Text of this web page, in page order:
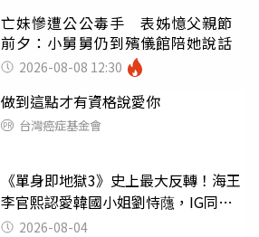
亡妹慘遭公公毒手 表姊憶父親節
前夕：小舅舅仍到殯儀館陪她說話
2026-08-08 12:30
做到這點才有資格說愛你
台灣癌症基金會
《單身即地獄3》史上最大反轉！海王
李官熙認愛韓國小姐劉恃蘟，IG同步
放閃：未來我們會互相珍惜、為彼此
2026-08-04